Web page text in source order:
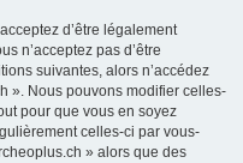
d’être légalement
n’acceptez pas d’être
suivantes, alors n’accédez
». Nous pouvons modifier celles-
pour que vous en soyez
celles-ci par vous-
» alors que des